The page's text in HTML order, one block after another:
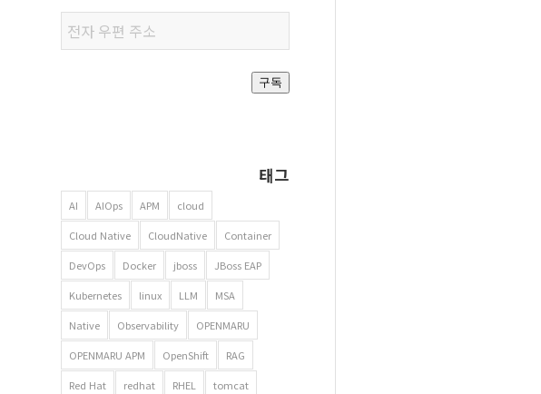
우편
주소
구독
태그
AI AIOps APM cloud
Cloud Native CloudNative Container
DevOps Docker jboss JBoss EAP
Kubernetes linux LLM MSA
Native Observability OPENMARU
OPENMARU APM OpenShift RAG
Red Hat redhat RHEL tomcat